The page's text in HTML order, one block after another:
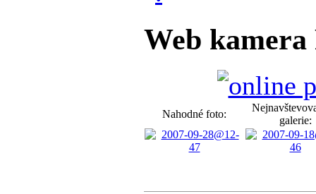
Web kamera
Nahodné foto:
galerie: